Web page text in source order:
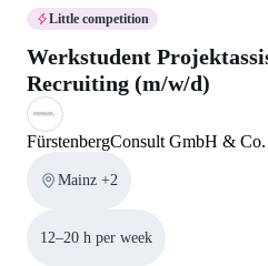
Little competition
Werkstudent
Recruiting (m/w/d)
FürstenbergConsult GmbH &
Mainz +2
12–20 h per week